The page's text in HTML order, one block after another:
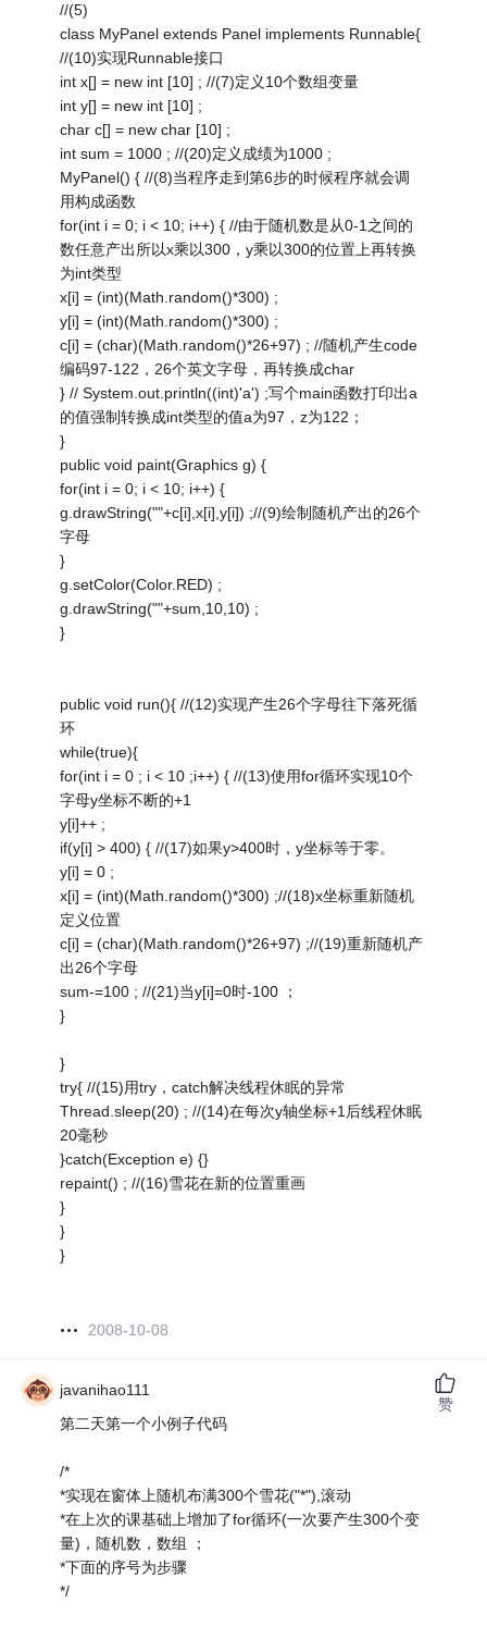
//(5)
class MyPanel extends Panel implements Runnable{
//(10)实现Runnable接口
int x[] = new int [10] ; //(7)定义10个数组变量
int y[] = new int [10] ;
char c[] = new char [10] ;
int sum = 1000 ; //(20)定义成绩为1000 ;
MyPanel() { //(8)当程序走到第6步的时候程序就会调
用构成函数
for(int i = 0; i < 10; i++) { //由于随机数是从0-1之间的
数任意产出所以x乘以300，y乘以300的位置上再转换
为int类型
x[i] = (int)(Math.random()*300) ;
y[i] = (int)(Math.random()*300) ;
c[i] = (char)(Math.random()*26+97) ; //随机产生code
编码97-122，26个英文字母，再转换成char
} // System.out.println((int)'a') ;写个main函数打印出a
的值强制转换成int类型的值a为97，z为122；
}
public void paint(Graphics g) {
for(int i = 0; i < 10; i++) {
g.drawString(""+c[i],x[i],y[i]) ;//(9)绘制随机产出的26个
字母
}
g.setColor(Color.RED) ;
g.drawString(""+sum,10,10) ;
}
public void run(){ //(12)实现产生26个字母往下落死循
环
while(true){
for(int i = 0 ; i < 10 ;i++) { //(13)使用for循环实现10个
字母y坐标不断的+1
y[i]++ ;
if(y[i] > 400) { //(17)如果y>400时，y坐标等于零。
y[i] = 0 ;
x[i] = (int)(Math.random()*300) ;//(18)x坐标重新随机
定义位置
c[i] = (char)(Math.random()*26+97) ;//(19)重新随机产
出26个字母
sum-=100 ; //(21)当y[i]=0时-100 ；
}
}
try{ //(15)用try，catch解决线程休眠的异常
Thread.sleep(20) ; //(14)在每次y轴坐标+1后线程休眠
20毫秒
}catch(Exception e) {}
repaint() ; //(16)雪花在新的位置重画
}
}
}
2008-10-08
javanihao111
第二天第一个小例子代码
/*
*实现在窗体上随机布满300个雪花("*"),滚动
*在上次的课基础上增加了for循环(一次要产生300个变
量)，随机数，数组 ；
*下面的序号为步骤
*/
赞